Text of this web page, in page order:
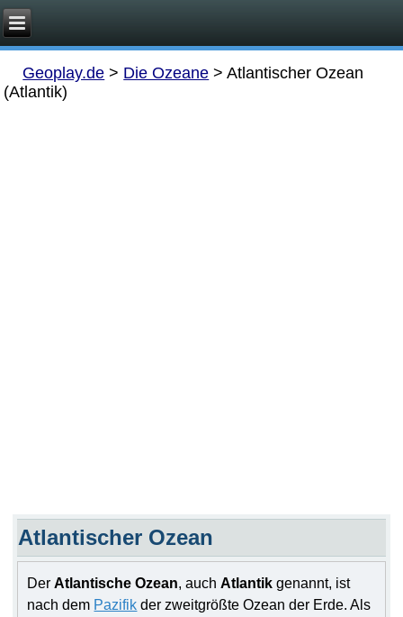
Geoplay.de > Die Ozeane >Atlantischer Ozean
(Atlantik)
Atlantischer Ozean
DerAtlantische Ozean, auchAtlantik genannt, ist
nach dem Pazifik der zweitgrößte Ozean der Erde. Als